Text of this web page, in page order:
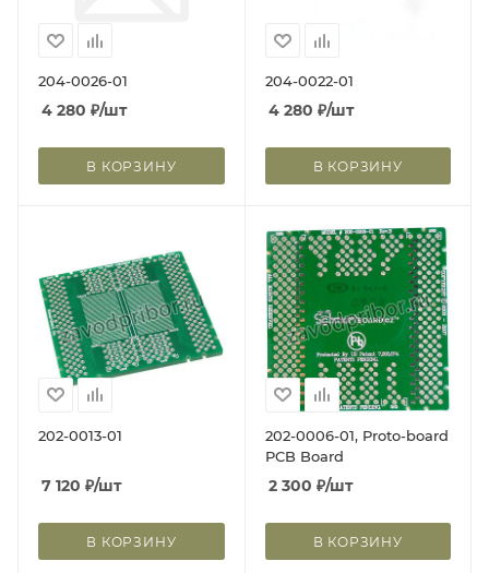
204-0026-01
4 280 ₽/шт
В КОРЗИНУ
204-0022-01
4 280 ₽/шт
В КОРЗИНУ
202-0013-01
7 120 ₽/шт
В КОРЗИНУ
202-0006-01, Proto-board
PCB Board
2 300 ₽/шт
В КОРЗИНУ